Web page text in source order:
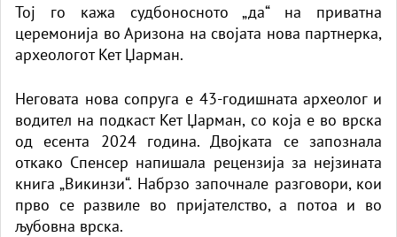
Тој го кажа судбоносното „да“ на приватна
церемонија во Аризона на својата нова партнерка,
археологот Кет Џарман.
Неговата нова сопруга е 43-годишната археолог и
водител на подкаст Кет Џарман, со која е во врска
од есента 2024 година. Двојката се запознала
откако Спенсер напишала рецензија за нејзината
книга „Викинзи“. Набрзо започнале разговори, кои
прво се развиле во пријателство, а потоа и во
љубовна врска.